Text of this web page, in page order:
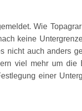
Wie
keine
nicht auch anders
viel mehr um die
einer